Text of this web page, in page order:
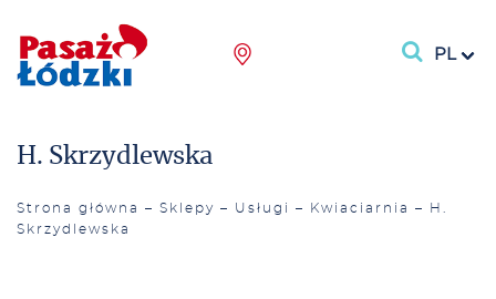
PL
H. Skrzydlewska
Strona główna – Sklepy – Usługi – Kwiaciarnia –
H.
Skrzydlewska